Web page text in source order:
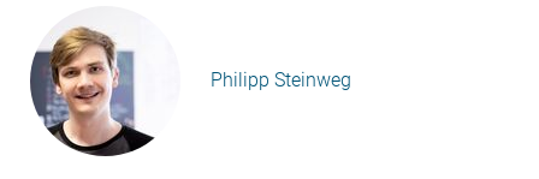
Philipp Steinweg